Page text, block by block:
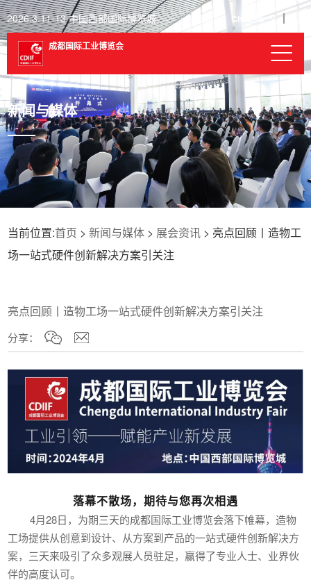
2026.3.11-13 中国西部国际博览城 Chinese
成都国际工业博览会
新闻与媒体
当前位置:首页 >新闻与媒体 > 展会资讯 > 亮点回顾丨造物工
场一站式硬件创新解决方案引关注
亮点回顾丨造物工场一站式硬件创新解决方案引关注
分享：
落幕不散场，期待与您再次相遇
4月28日，为期三天的成都国际工业博览会落下帷幕，造物
工场提供从创意到设计、从方案到产品的一站式硬件创新解决方
案，三天来吸引了众多观展人员驻足，赢得了专业人士、业界伙
伴的高度认可。